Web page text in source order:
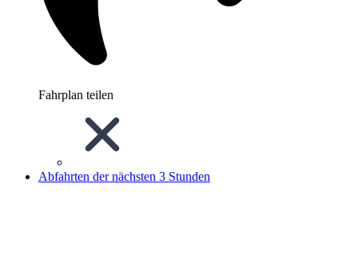
Fahrplan teilen
Abfahrten der nächsten 3 Stunden